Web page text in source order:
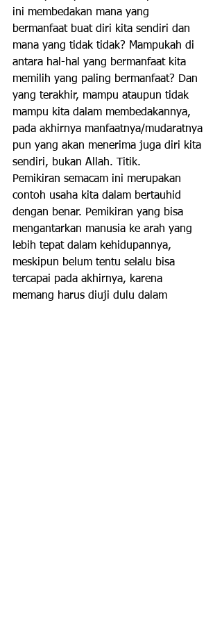
ini membedakan mana yang
bermanfaat buat diri kita sendiri dan
mana yang tidak tidak? Mampukah di
antara hal-hal yang bermanfaat kita
memilih yang paling bermanfaat? Dan
yang terakhir, mampu ataupun tidak
mampu kita dalam membedakannya,
pada akhirnya manfaatnya/mudaratnya
pun yang akan menerima juga diri kita
sendiri, bukan Allah. Titik.
Pemikiran semacam ini merupakan
contoh usaha kita dalam bertauhid
dengan benar. Pemikiran yang bisa
mengantarkan manusia ke arah yang
lebih tepat dalam kehidupannya,
meskipun belum tentu selalu bisa
tercapai pada akhirnya, karena
memang harus diuji dulu dalam